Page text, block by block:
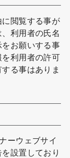
閲覧する事が
利用者の氏名
お願いする事
利用者の許可
る事はありま
ーウェブサイ
設置しており